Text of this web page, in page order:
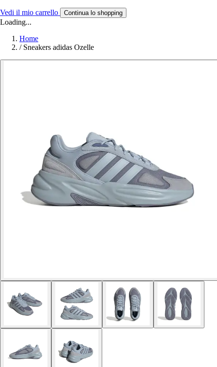
Vedi il mio carrello Continua lo shopping
Loading...
Home
/ Sneakers adidas Ozelle